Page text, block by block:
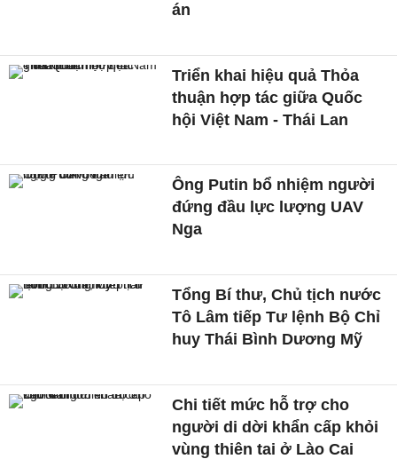
án
Triển khai hiệu quả Thỏa
thuận hợp tác giữa Quốc
hội Việt Nam - Thái Lan
Ông Putin bổ nhiệm người
đứng đầu lực lượng UAV
Nga
Tổng Bí thư, Chủ tịch nước
Tô Lâm tiếp Tư lệnh Bộ Chỉ
huy Thái Bình Dương Mỹ
Chi tiết mức hỗ trợ cho
người di dời khẩn cấp khỏi
vùng thiên tai ở Lào Cai